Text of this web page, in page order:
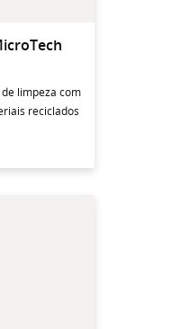
limpeza com
reciclados